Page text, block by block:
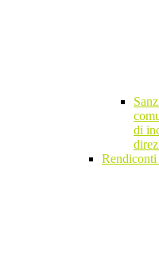
di